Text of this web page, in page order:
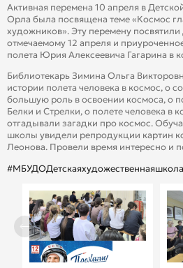
Активная перемена 10 апреля в
Орла была посвящена теме «Космос
художников». Эту перемену
отмечаемому 12 апреля и
полета Юрия Алексеевича Гагарина в
Библиотекарь Зимина Ольга
истории полета человека в космос, о
большую роль в освоении космоса, о
Белки и Стрелки, о полете человека в
отгадывали загадки про космос.
школы увидели репродукции картин
Леонова. Провели время интересно и